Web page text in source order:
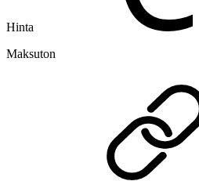
Hinta
Maksuton